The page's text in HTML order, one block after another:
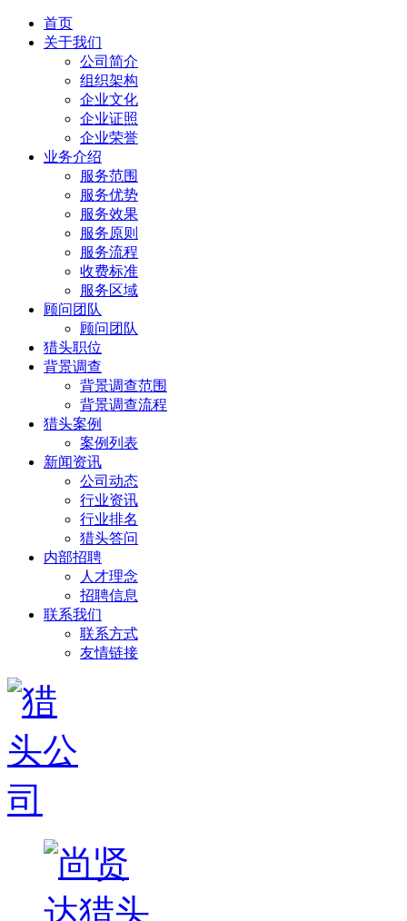
首页
关于我们
公司简介
组织架构
企业文化
企业证照
企业荣誉
业务介绍
服务范围
服务优势
服务效果
服务原则
服务流程
收费标准
服务区域
顾问团队
顾问团队
猎头职位
背景调查
背景调查范围
背景调查流程
猎头案例
案例列表
新闻资讯
公司动态
行业资讯
行业排名
猎头答问
内部招聘
人才理念
招聘信息
联系我们
联系方式
友情链接